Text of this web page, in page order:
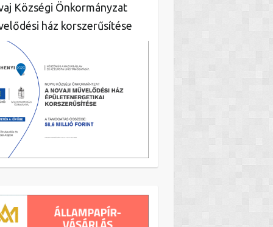
Községi Önkormányzat
ház korszerűsítése